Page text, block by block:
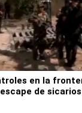
en la
de sicarios